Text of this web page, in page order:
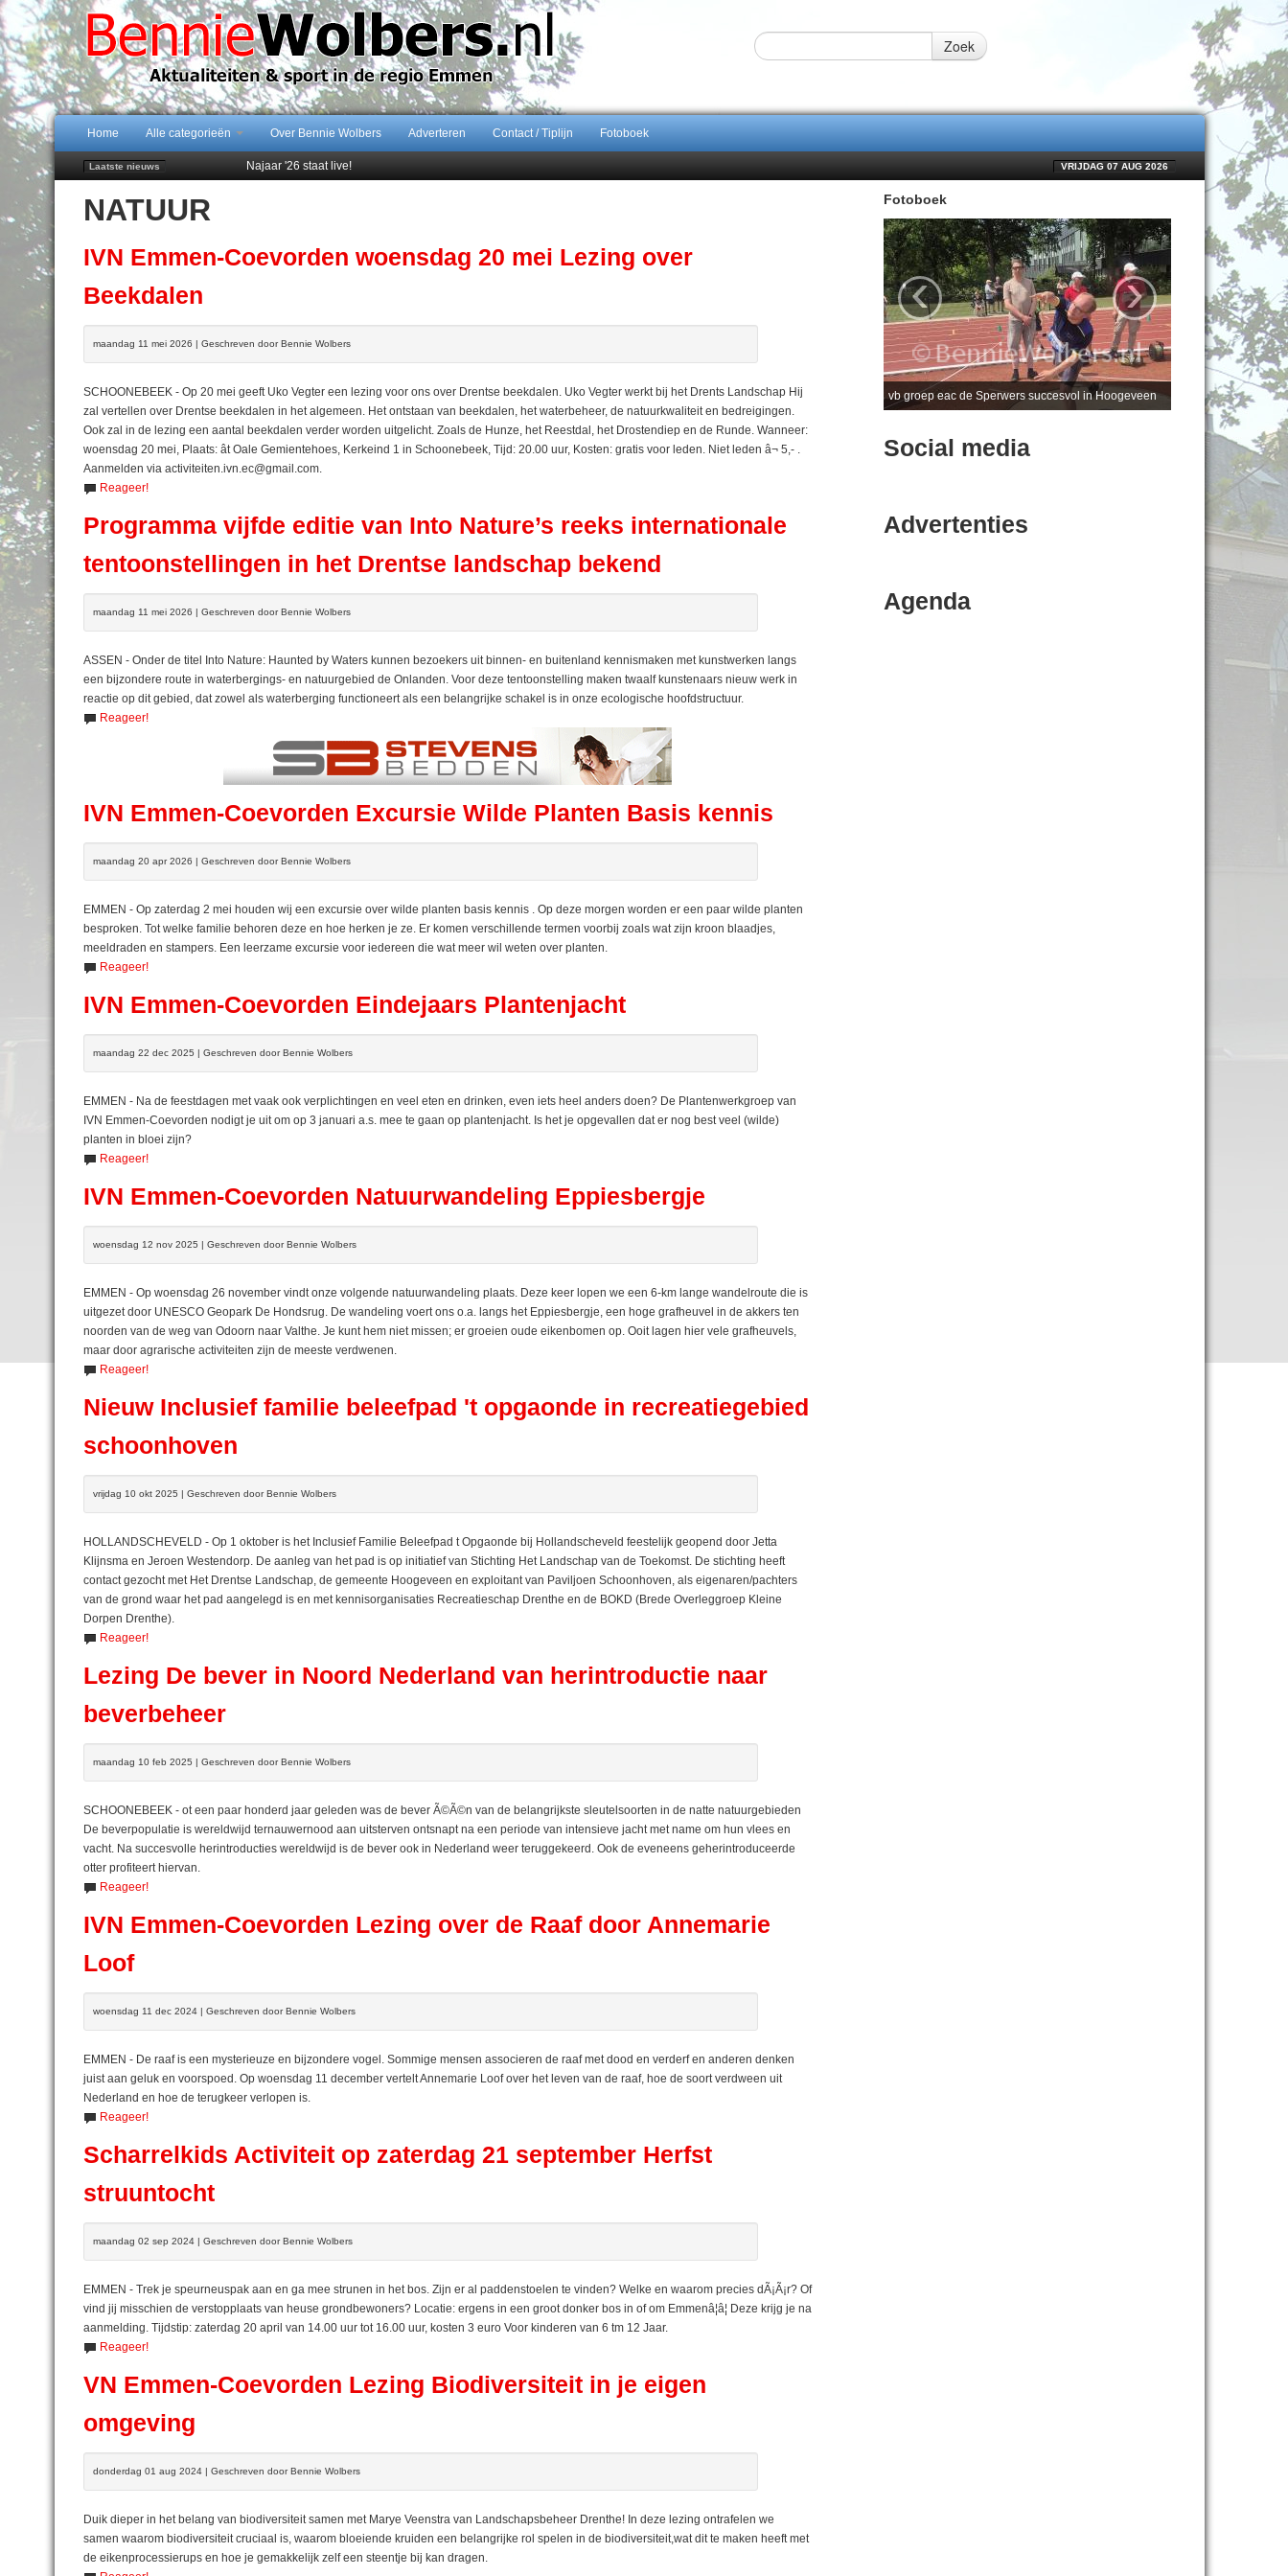
Zoek
Home Alle categorieën Over Bennie Wolbers Adverteren Contact / Tiplijn Fotoboek
Laatste nieuws
Najaar '26 staat live!
VRIJDAG 07 AUG 2026
NATUUR
IVN Emmen-Coevorden woensdag 20 mei Lezing over
Beekdalen
maandag 11 mei 2026 | Geschreven door Bennie Wolbers
SCHOONEBEEK - Op 20 mei geeft Uko Vegter een lezing voor ons over Drentse beekdalen. Uko Vegter werkt bij het Drents Landschap Hij
zal vertellen over Drentse beekdalen in het algemeen. Het ontstaan van beekdalen, het waterbeheer, de natuurkwaliteit en bedreigingen.
Ook zal in de lezing een aantal beekdalen verder worden uitgelicht. Zoals de Hunze, het Reestdal, het Drostendiep en de Runde. Wanneer:
woensdag 20 mei, Plaats: ât Oale Gemientehoes, Kerkeind 1 in Schoonebeek, Tijd: 20.00 uur, Kosten: gratis voor leden. Niet leden â¬ 5,- .
Aanmelden via activiteiten.ivn.ec@gmail.com.
Reageer!
Programma vijfde editie van Into Nature’s reeks internationale
tentoonstellingen in het Drentse landschap bekend
maandag 11 mei 2026 | Geschreven door Bennie Wolbers
ASSEN - Onder de titel Into Nature: Haunted by Waters kunnen bezoekers uit binnen- en buitenland kennismaken met kunstwerken langs
een bijzondere route in waterbergings- en natuurgebied de Onlanden. Voor deze tentoonstelling maken twaalf kunstenaars nieuw werk in
reactie op dit gebied, dat zowel als waterberging functioneert als een belangrijke schakel is in onze ecologische hoofdstructuur.
Reageer!
IVN Emmen-Coevorden Excursie Wilde Planten Basis kennis
maandag 20 apr 2026 | Geschreven door Bennie Wolbers
EMMEN - Op zaterdag 2 mei houden wij een excursie over wilde planten basis kennis . Op deze morgen worden er een paar wilde planten
besproken. Tot welke familie behoren deze en hoe herken je ze. Er komen verschillende termen voorbij zoals wat zijn kroon blaadjes,
meeldraden en stampers. Een leerzame excursie voor iedereen die wat meer wil weten over planten.
Reageer!
IVN Emmen-Coevorden Eindejaars Plantenjacht
maandag 22 dec 2025 | Geschreven door Bennie Wolbers
EMMEN - Na de feestdagen met vaak ook verplichtingen en veel eten en drinken, even iets heel anders doen? De Plantenwerkgroep van
IVN Emmen-Coevorden nodigt je uit om op 3 januari a.s. mee te gaan op plantenjacht. Is het je opgevallen dat er nog best veel (wilde)
planten in bloei zijn?
Reageer!
IVN Emmen-Coevorden Natuurwandeling Eppiesbergje
woensdag 12 nov 2025 | Geschreven door Bennie Wolbers
EMMEN - Op woensdag 26 november vindt onze volgende natuurwandeling plaats. Deze keer lopen we een 6-km lange wandelroute die is
uitgezet door UNESCO Geopark De Hondsrug. De wandeling voert ons o.a. langs het Eppiesbergje, een hoge grafheuvel in de akkers ten
noorden van de weg van Odoorn naar Valthe. Je kunt hem niet missen; er groeien oude eikenbomen op. Ooit lagen hier vele grafheuvels,
maar door agrarische activiteiten zijn de meeste verdwenen.
Reageer!
Nieuw Inclusief familie beleefpad 't opgaonde in recreatiegebied
schoonhoven
vrijdag 10 okt 2025 | Geschreven door Bennie Wolbers
HOLLANDSCHEVELD - Op 1 oktober is het Inclusief Familie Beleefpad t Opgaonde bij Hollandscheveld feestelijk geopend door Jetta
Klijnsma en Jeroen Westendorp. De aanleg van het pad is op initiatief van Stichting Het Landschap van de Toekomst. De stichting heeft
contact gezocht met Het Drentse Landschap, de gemeente Hoogeveen en exploitant van Paviljoen Schoonhoven, als eigenaren/pachters
van de grond waar het pad aangelegd is en met kennisorganisaties Recreatieschap Drenthe en de BOKD (Brede Overleggroep Kleine
Dorpen Drenthe).
Reageer!
Lezing De bever in Noord Nederland van herintroductie naar
beverbeheer
maandag 10 feb 2025 | Geschreven door Bennie Wolbers
SCHOONEBEEK - ot een paar honderd jaar geleden was de bever Ã©Ã©n van de belangrijkste sleutelsoorten in de natte natuurgebieden
De beverpopulatie is wereldwijd ternauwernood aan uitsterven ontsnapt na een periode van intensieve jacht met name om hun vlees en
vacht. Na succesvolle herintroducties wereldwijd is de bever ook in Nederland weer teruggekeerd. Ook de eveneens geherintroduceerde
otter profiteert hiervan.
Reageer!
IVN Emmen-Coevorden Lezing over de Raaf door Annemarie
Loof
woensdag 11 dec 2024 | Geschreven door Bennie Wolbers
EMMEN - De raaf is een mysterieuze en bijzondere vogel. Sommige mensen associeren de raaf met dood en verderf en anderen denken
juist aan geluk en voorspoed. Op woensdag 11 december vertelt Annemarie Loof over het leven van de raaf, hoe de soort verdween uit
Nederland en hoe de terugkeer verlopen is.
Reageer!
Scharrelkids Activiteit op zaterdag 21 september Herfst
struuntocht
maandag 02 sep 2024 | Geschreven door Bennie Wolbers
EMMEN - Trek je speurneuspak aan en ga mee strunen in het bos. Zijn er al paddenstoelen te vinden? Welke en waarom precies dÃ¡Ã¡r? Of
vind jij misschien de verstopplaats van heuse grondbewoners? Locatie: ergens in een groot donker bos in of om Emmenâ¦â¦ Deze krijg je na
aanmelding. Tijdstip: zaterdag 20 april van 14.00 uur tot 16.00 uur, kosten 3 euro Voor kinderen van 6 tm 12 Jaar.
Reageer!
VN Emmen-Coevorden Lezing Biodiversiteit in je eigen
omgeving
donderdag 01 aug 2024 | Geschreven door Bennie Wolbers
Duik dieper in het belang van biodiversiteit samen met Marye Veenstra van Landschapsbeheer Drenthe! In deze lezing ontrafelen we
samen waarom biodiversiteit cruciaal is, waarom bloeiende kruiden een belangrijke rol spelen in de biodiversiteit,wat dit te maken heeft met
de eikenprocessierups en hoe je gemakkelijk zelf een steentje bij kan dragen.
Fotoboek
vb groep eac de Sperwers succesvol in Hoogeveen
‹ ›
Social media
Advertenties
Agenda